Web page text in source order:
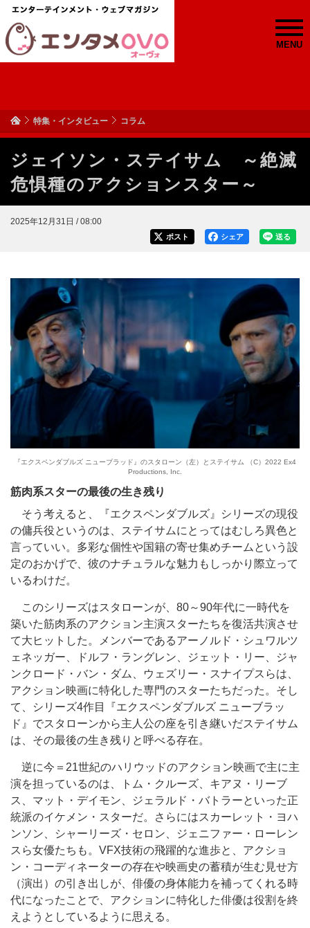
MENU
特集・インタビュー コラム
ジェイソン・ステイサム ～絶滅
危惧種のアクションスター～
2025年12月31日 / 08:00
送る
シェア
ポスト
『エクスペンダブルズ ニューブラッド』のスタローン（左）とステイサム （C）2022 Ex4
Productions, Inc.
筋肉系スターの最後の生き残り
そう考えると、『エクスペンダブルズ』シリーズの現役
の傭兵役というのは、ステイサムにとってはむしろ異色と
言っていい。多彩な個性や国籍の寄せ集めチームという設
定のおかげで、彼のナチュラルな魅力もしっかり際立って
いるわけだ。
このシリーズはスタローンが、80～90年代に一時代を
築いた筋肉系のアクション主演スターたちを復活共演させ
て大ヒットした。メンバーであるアーノルド・シュワルツ
ェネッガー、ドルフ・ラングレン、ジェット・リー、ジャ
ンクロード・バン・ダム、ウェズリー・スナイプスらは、
アクション映画に特化した専門のスターたちだった。そし
て、シリーズ4作目『エクスペンダブルズ ニューブラッ
ド』でスタローンから主人公の座を引き継いだステイサム
は、その最後の生き残りと呼べる存在。
逆に今＝21世紀のハリウッドのアクション映画で主に主
演を担っているのは、トム・クルーズ、キアヌ・リーブ
ス、マット・デイモン、ジェラルド・バトラーといった正
統派のイケメン・スターだ。さらにはスカーレット・ヨハ
ンソン、シャーリーズ・セロン、ジェニファー・ローレン
スら女優たちも。VFX技術の飛躍的な進歩と、アクショ
ン・コーディネーターの存在や映画史の蓄積が生む見せ方
（演出）の引き出しが、俳優の身体能力を補ってくれる時
代になったことで、アクションに特化した俳優は役割を終
えようとしているように思える。